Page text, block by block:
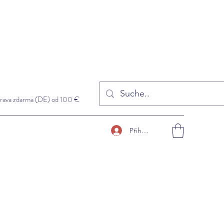
Přihlásit se
zdarma (DE) od 100 €